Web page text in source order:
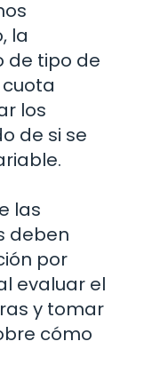
la
de tipo de
los
de si se
las
deben
por
evaluar el
y tomar
cómo